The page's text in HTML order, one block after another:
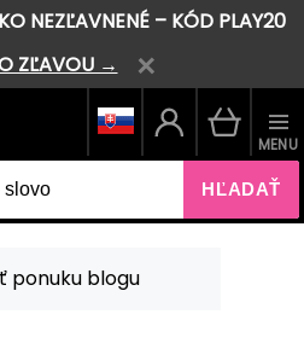
NEZĽAVNENÉ – KÓD PLAY20
ZĽAVOU →
HĽADAŤ
MENU
ponuku blogu